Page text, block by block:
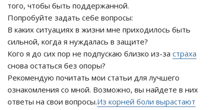
того, чтобы быть поддержанной.
Попробуйте задать себе вопросы:
В каких ситуациях в жизни мне приходилось быть
сильной, когда я нуждалась в защите?
Кого я до сих пор не подпускаю близко из-за страха
снова остаться без опоры?
Рекомендую почитать мои статьи для лучшего
ознакомления со мной. Возможно, вы найдете в них
ответы на свои вопросы.Из корней боли вырастают